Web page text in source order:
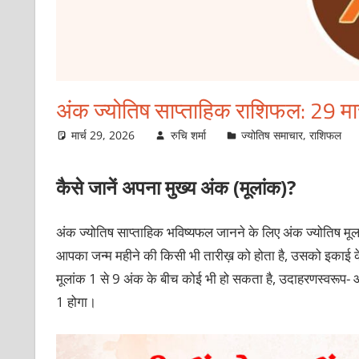
अंक ज्योतिष साप्ताहिक राशिफल: 29
मार्च 29, 2026 रुचि शर्मा ज्योतिष समाचार,राशिफल
कैसे जानें अपना मुख्य अंक (मूलांक)?
अंक ज्योतिष साप्ताहिक भविष्यफल जानने के लिए अंक ज्योतिष
आपका जन्म महीने की किसी भी तारीख़ को होता है, उसको
मूलांक 1 से 9 अंक के बीच कोई भी हो सकता है, उदाहरणस्वरूप-
1 होगा।